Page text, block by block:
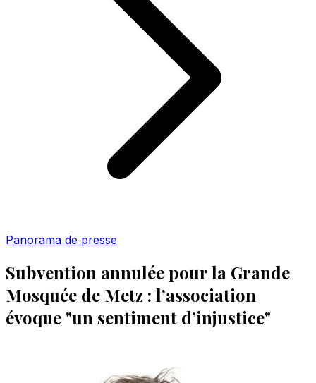
Panorama de presse
Subvention annulée pour la Grande
Mosquée de Metz : l’association
évoque "un sentiment d’injustice"